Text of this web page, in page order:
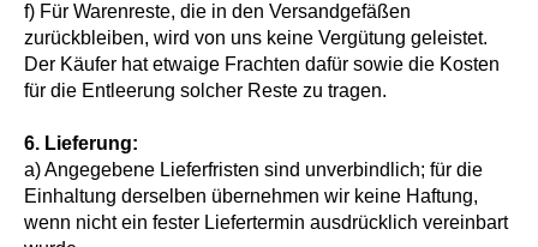
f) Für Warenreste, die in den Versandgefäßen
zurückbleiben, wird von uns keine Vergütung geleistet.
Der Käufer hat etwaige Frachten dafür sowie die Kosten
für die Entleerung solcher Reste zu tragen.
6. Lieferung:
a) Angegebene Lieferfristen sind unverbindlich; für die
Einhaltung derselben übernehmen wir keine Haftung,
wenn nicht ein fester Liefertermin ausdrücklich vereinbart